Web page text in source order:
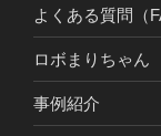
よくある質問（
ロボまりちゃん
事例紹介